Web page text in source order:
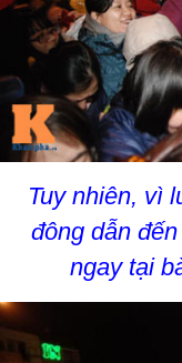
Tuy nhiên, vì
đông dẫn
ngay tại